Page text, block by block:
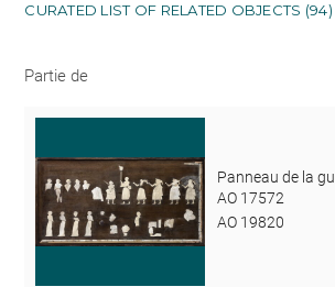
CURATED LIST OF RELATED OBJECTS (94)
Partie de
Panneau de la
AO 17572
AO 19820